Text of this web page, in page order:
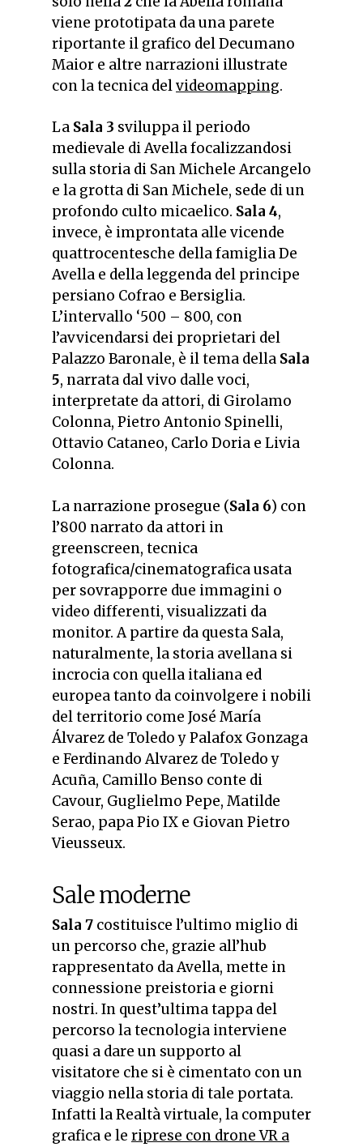
viene prototipata da una parete
riportante il grafico del Decumano
Maior e altre narrazioni illustrate
con la tecnica delvideomapping.
La Sala 3 sviluppa il periodo
medievale di Avella focalizzandosi
sulla storia di San Michele Arcangelo
e la grotta di San Michele, sede di un
profondo culto micaelico. Sala 4,
invece, è improntata alle vicende
quattrocentesche della famiglia De
Avella e della leggenda del principe
persiano Cofrao e Bersiglia.
L’intervallo ‘500 – 800, con
l’avvicendarsi dei proprietari del
Palazzo Baronale, è il tema della Sala
5, narrata dal vivo dalle voci,
interpretate da attori, di Girolamo
Colonna, Pietro Antonio Spinelli,
Ottavio Cataneo, Carlo Doria e Livia
Colonna.
La narrazione prosegue (Sala 6) con
l’800 narrato da attori in
greenscreen, tecnica
fotografica/cinematografica usata
per sovrapporre due immagini o
video differenti, visualizzati da
monitor. A partire da questa Sala,
naturalmente, la storia avellana si
incrocia con quella italiana ed
europea tanto da coinvolgere i nobili
del territorio come José María
Álvarez de Toledo y Palafox Gonzaga
e Ferdinando Alvarez de Toledo y
Acuña, Camillo Benso conte di
Cavour, Guglielmo Pepe, Matilde
Serao, papa Pio IX e Giovan Pietro
Vieusseux.
Sale moderne
Sala 7 costituisce l’ultimo miglio di
un percorso che, grazie all’hub
rappresentato da Avella, mette in
connessione preistoria e giorni
nostri. In quest’ultima tappa del
percorso la tecnologia interviene
quasi a dare un supporto al
visitatore che si è cimentato con un
viaggio nella storia di tale portata.
Infatti la Realtà virtuale, la computer
grafica e le riprese con drone VR a